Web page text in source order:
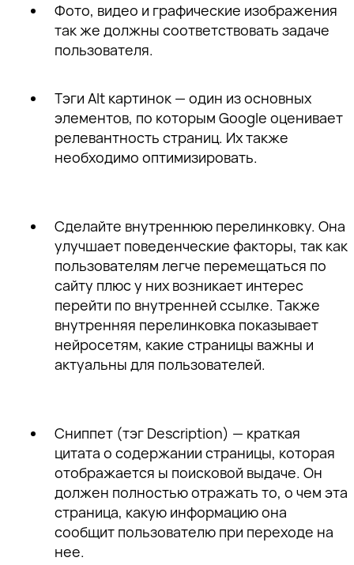
Фото, видео и графические изображения
так же должны соответствовать задаче
пользователя.
Тэги Alt картинок — один из основных
элементов, по которым Google оценивает
релевантность страниц. Их также
необходимо оптимизировать.
Сделайте внутреннюю перелинковку. Она
улучшает поведенческие факторы, так как
пользователям легче перемещаться по
сайту плюс у них возникает интерес
перейти по внутренней ссылке. Также
внутренняя перелинковка показывает
нейросетям, какие страницы важны и
актуальны для пользователей.
Сниппет (тэг Description) — краткая
цитата о содержании страницы, которая
отображается ы поисковой выдаче. Он
должен полностью отражать то, о чем эта
страница, какую информацию она
сообщит пользователю при переходе на
нее.